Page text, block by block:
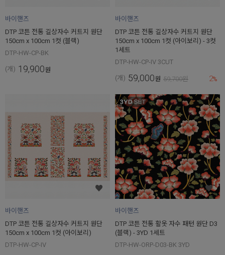
바이핸즈
DTP 코튼 전통 길상자수 커트지 원단
150cm x 100cm 1컷 (블랙)
DTP-HW-CP-BK
(개) 19,900원
바이핸즈
DTP 코튼 전통 길상자수 커트지 원단
150cm x 100cm 1컷 (아이보리) - 3컷
1세트
DTP-HW-CP-IV 3CUT
(개) 59,000원 59,700원 2%
바이핸즈
DTP 코튼 전통 길상자수 커트지 원단
150cm x 100cm 1컷 (아이보리)
DTP-HW-CP-IV
바이핸즈
DTP 코튼 전통 활옷 자수 패턴 원단 D3
(블랙) - 3YD 1세트
DTP-HW-ORP-D03-BK 3YD